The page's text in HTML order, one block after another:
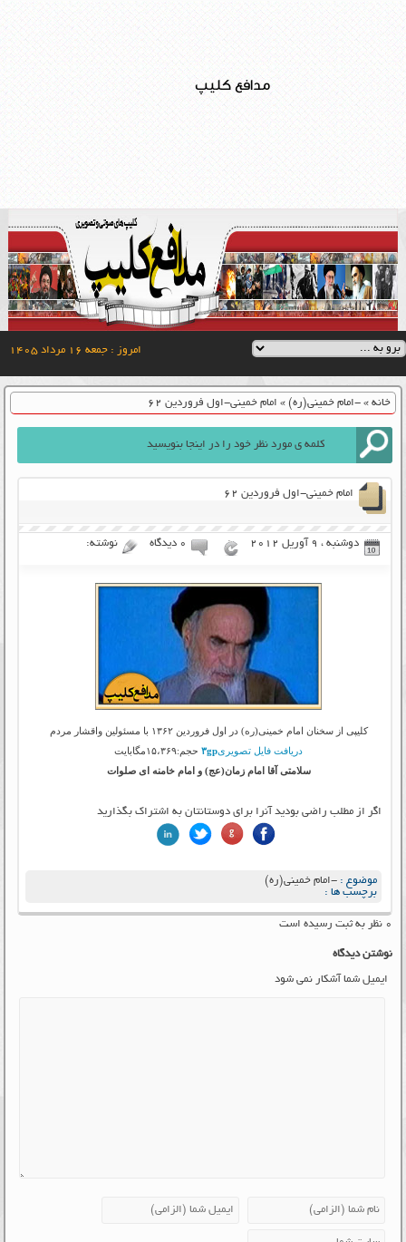
مدافع کلیپ
امروز : جمعه ۱۶ مرداد ۱۴۰۵
خانه» -امام خمینی(ره) » امام خمینی-اول فروردین ۶۲
امام خمینی-اول فروردین ۶۲
دوشنبه ، 9 آوریل 2012 ۰ دیدگاه نوشته:
کلیپی از سخنان امام خمینی(ره) در اول فروردین ۱۳۶۲ با مسئولین واقشار مردم
دریافت فایل تصویری۳gpحجم:۱۵،۳۶۹مگابایت
سلامتی آقا امام زمان(عج) و امام خامنه ای صلوات
اگر از مطلب راضی بودید آنرا برای دوستانتان به اشتراک بگذارید
موضوع :-امام خمینی(ره)
برچسب ها :
۰ نظر به ثبت رسیده است
نوشتن دیدگاه
ایمیل شما آشکار نمی شود